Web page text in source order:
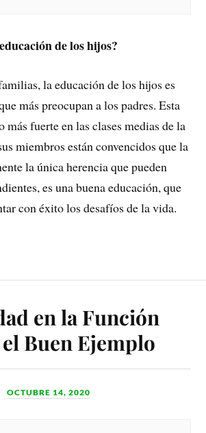
de los hijos?
la educación de los hijos es
más preocupan a los padres. Esta
más fuerte en las clases medias de la
miembros están convencidos que la
la única herencia que pueden
es una buena educación, que
con éxito los desafíos de la vida.
en la Función
Buen Ejemplo
OCTUBRE 14, 2020